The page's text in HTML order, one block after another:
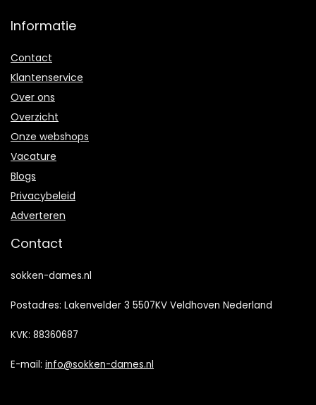
Informatie
Contact
Klantenservice
Over ons
Overzicht
Onze webshops
Vacature
Blogs
Privacybeleid
Adverteren
Contact
sokken-dames.nl
Postadres: Lakenvelder 3 5507KV Veldhoven Nederland
KVK: 88360687
E-mail: info@sokken-dames.nl